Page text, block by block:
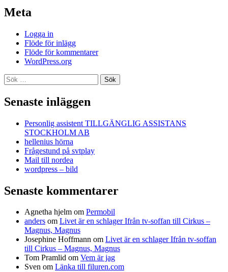
Meta
Logga in
Flöde för inlägg
Flöde för kommentarer
WordPress.org
Sök
efter:
Senaste inläggen
Personlig assistent TILLGÄNGLIG ASSISTANS
STOCKHOLM AB
hellenius hörna
Frågestund på svtplay
Mail till nordea
wordpress – bild
Senaste kommentarer
Agnetha hjelm om Permobil
anders om Livet är en schlager Ifrån tv-soffan till Cirkus –
Magnus, Magnus
Josephine Hoffmann om Livet är en schlager Ifrån tv-soffan
till Cirkus – Magnus, Magnus
Tom Pramlid om Vem är jag
Sven om Länka till filuren.com